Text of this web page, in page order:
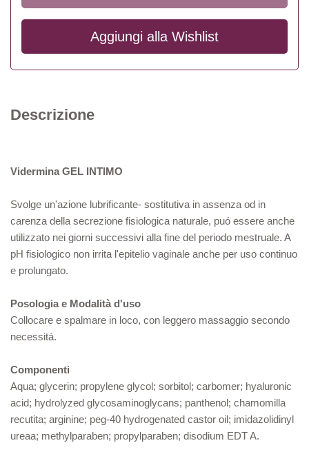
Aggiungi alla Wishlist
Descrizione
Vidermina GEL INTIMO
Svolge un'azione lubrificante- sostitutiva in assenza od in
carenza della secrezione fisiologica naturale, puó essere anche
utilizzato nei giorni successivi alla fine del periodo mestruale. A
pH fisiologico non irrita l'epitelio vaginale anche per uso continuo
e prolungato.
Posologia e Modalità d'uso
Collocare e spalmare in loco, con leggero massaggio secondo
necessitá.
Componenti
Aqua; glycerin; propylene glycol; sorbitol; carbomer; hyaluronic
acid; hydrolyzed glycosaminoglycans; panthenol; chamomilla
recutita; arginine; peg-40 hydrogenated castor oil; imidazolidinyl
ureaa; methylparaben; propylparaben; disodium EDT A.